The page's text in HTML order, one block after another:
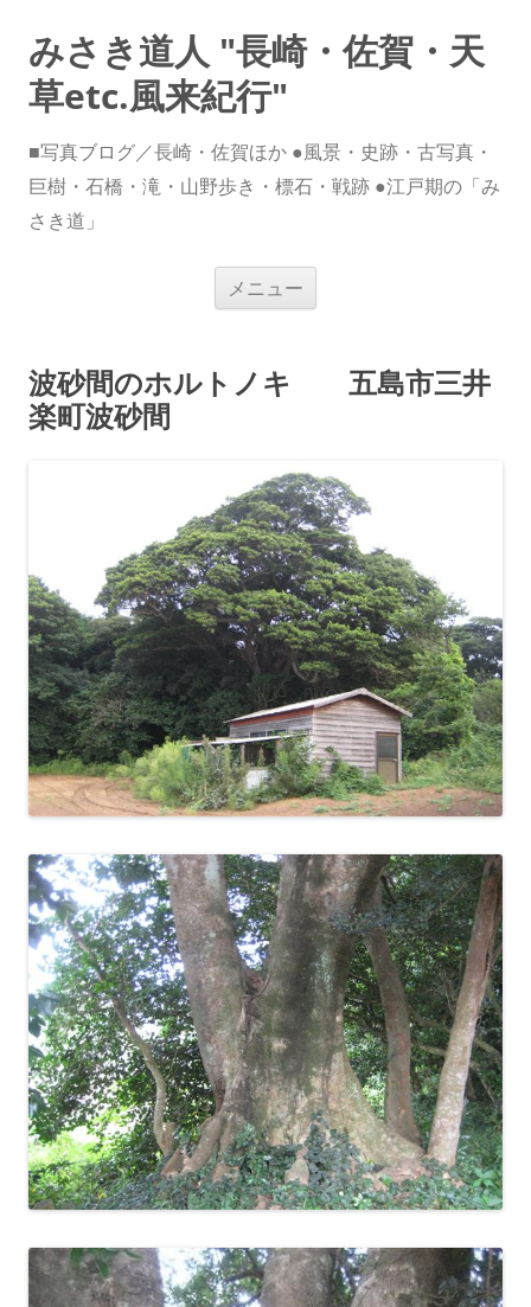
みさき道人 "長崎・佐賀・天
草etc.風来紀行"
■写真ブログ／長崎・佐賀ほか ●風景・史跡・古写真・
巨樹・石橋・滝・山野歩き・標石・戦跡 ●江戸期の「み
さき道」
メニュー
波砂間のホルトノキ 五島市三井
楽町波砂間